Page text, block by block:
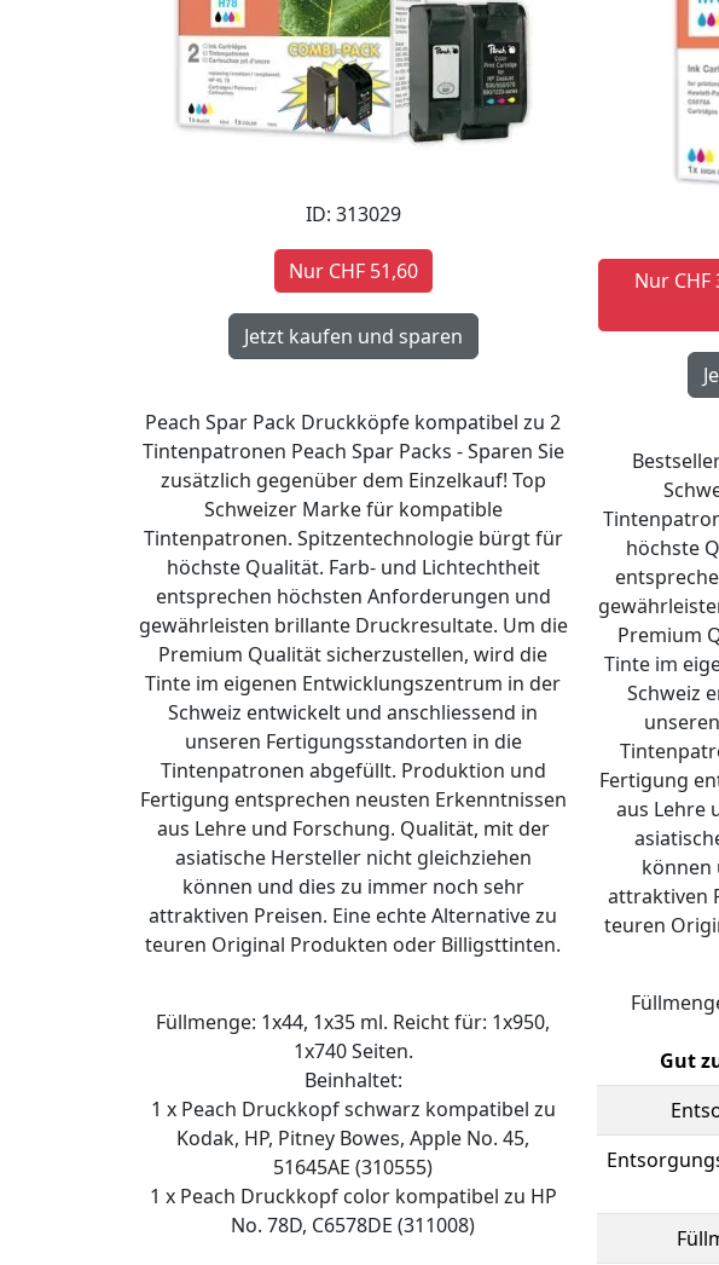
ID: 313029
Nur CHF 51,60
Peach Spar Pack Druckköpfe kompatibel zu 2
Tintenpatronen Peach Spar Packs - Sparen Sie
zusätzlich gegenüber dem Einzelkauf! Top
Schweizer Marke für kompatible
Tintenpatronen. Spitzentechnologie bürgt für
höchste Qualität. Farb- und Lichtechtheit
entsprechen höchsten Anforderungen und
gewährleisten brillante Druckresultate. Um die
Premium Qualität sicherzustellen, wird die
Tinte im eigenen Entwicklungszentrum in der
Schweiz entwickelt und anschliessend in
unseren Fertigungsstandorten in die
Tintenpatronen abgefüllt. Produktion und
Fertigung entsprechen neusten Erkenntnissen
aus Lehre und Forschung. Qualität, mit der
asiatische Hersteller nicht gleichziehen
können und dies zu immer noch sehr
attraktiven Preisen. Eine echte Alternative zu
teuren Original Produkten oder Billigsttinten.
Füllmenge: 1x44, 1x35 ml. Reicht für: 1x950,
1x740 Seiten.
Beinhaltet:
1 x Peach Druckkopf schwarz kompatibel zu
Kodak, HP, Pitney Bowes, Apple No. 45,
51645AE (310555)
1 x Peach Druckkopf color kompatibel zu HP
No. 78D, C6578DE (311008)
Nur
höchste
Premium
Tinte im
Schweiz
Fertigung
aus Lehre
können
attraktiven
teuren
Gut